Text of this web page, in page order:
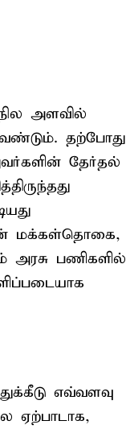
அளவில்
தற்போது
தேர்தல்
மக்கள்தொகை,
அரசு பணிகளில்
எவ்வளவு
ஏற்பாடாக,